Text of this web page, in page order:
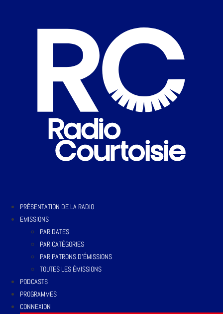
PRÉSENTATION DE LA RADIO
EMISSIONS
PAR DATES
PAR CATÉGORIES
PAR PATRONS D’ÉMISSIONS
TOUTES LES ÉMISSIONS
PODCASTS
PROGRAMMES
CONNEXION